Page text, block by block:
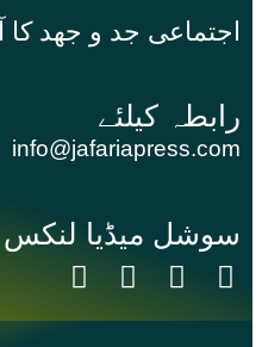
اجتماعی جد و جهد کا
info@jafariapress.com​
سوشل میڈیا لنکس